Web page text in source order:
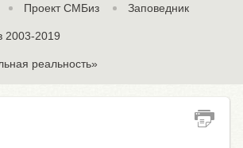
Проект СМБиз Заповедник
2003-2019
реальность»